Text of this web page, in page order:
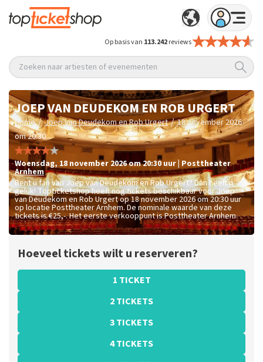
Op basis van 113.242reviews
Zoeken naar artiesten of evenementen
JOEP VAN DEUDEKOM EN ROB URGERT
Home / Joep van Deudekom en Rob Urgert / 18 november 2026
om 20:30
woensdag, 18 november 2026 om 20:30 uur Posttheater
Arnhem
Bent u fan van Joep van Deudekom en Rob Urgert? Dan heeft u
geluk! Topticketshop heeft nog tickets beschikbaar voor Joep
van Deudekom en Rob Urgert op 18 november 2026 om 20:30 uur
op locatie Posttheater Arnhem. De nominale waarde van deze
tickets is€25,-. Het eerste verkooppunt is Posttheater Arnhem.
Hoeveel tickets wilt u reserveren?
1 TICKET
2 TICKETS
3 TICKETS
4 TICKETS